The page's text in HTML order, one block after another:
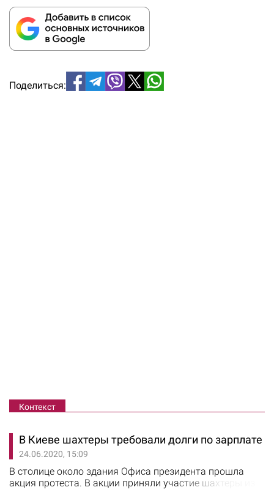
Поделиться:
Контекст
В Киеве шахтеры требовали долги по зарплате
24.06.2020, 15:09
​В столице около здания Офиса президента прошла
акция протеста. В акции приняли участие шахтеры из